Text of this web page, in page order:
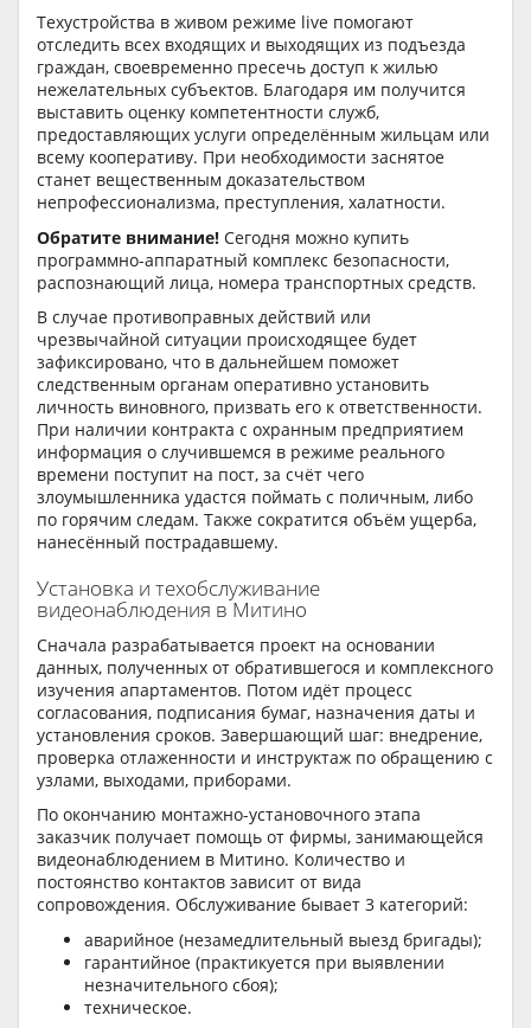
Техустройства в живом режиме live помогают
отследить всех входящих и выходящих из подъезда
граждан, своевременно пресечь доступ к жилью
нежелательных субъектов. Благодаря им получится
выставить оценку компетентности служб,
предоставляющих услуги определённым жильцам или
всему кооперативу. При необходимости заснятое
станет вещественным доказательством
непрофессионализма, преступления, халатности.
Обратите внимание! Сегодня можно купить
программно-аппаратный комплекс безопасности,
распознающий лица, номера транспортных средств.
В случае противоправных действий или
чрезвычайной ситуации происходящее будет
зафиксировано, что в дальнейшем поможет
следственным органам оперативно установить
личность виновного, призвать его к ответственности.
При наличии контракта с охранным предприятием
информация о случившемся в режиме реального
времени поступит на пост, за счёт чего
злоумышленника удастся поймать с поличным, либо
по горячим следам. Также сократится объём ущерба,
нанесённый пострадавшему.
Установка и техобслуживание
видеонаблюдения в Митино
Сначала разрабатывается проект на основании
данных, полученных от обратившегося и комплексного
изучения апартаментов. Потом идёт процесс
согласования, подписания бумаг, назначения даты и
установления сроков. Завершающий шаг: внедрение,
проверка отлаженности и инструктаж по обращению с
узлами, выходами, приборами.
По окончанию монтажно-установочного этапа
заказчик получает помощь от фирмы, занимающейся
видеонаблюдением в Митино. Количество и
постоянство контактов зависит от вида
сопровождения. Обслуживание бывает 3 категорий:
аварийное (незамедлительный выезд бригады);
гарантийное (практикуется при выявлении
незначительного сбоя);
техническое.